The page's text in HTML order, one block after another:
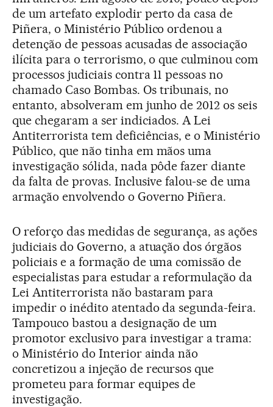
de um artefato explodir perto da casa de
Piñera, o Ministério Público ordenou a
detenção de pessoas acusadas de associação
ilícita para o terrorismo, o que culminou com
processos judiciais contra 11 pessoas no
chamado Caso Bombas. Os tribunais, no
entanto, absolveram em junho de 2012 os seis
que chegaram a ser indiciados. A Lei
Antiterrorista tem deficiências, e o Ministério
Público, que não tinha em mãos uma
investigação sólida, nada pôde fazer diante
da falta de provas. Inclusive falou-se de uma
armação envolvendo o Governo Piñera.
O reforço das medidas de segurança, as ações
judiciais do Governo, a atuação dos órgãos
policiais e a formação de uma comissão de
especialistas para estudar a reformulação da
Lei Antiterrorista não bastaram para
impedir o inédito atentado da segunda-feira.
Tampouco bastou a designação de um
promotor exclusivo para investigar a trama:
o Ministério do Interior ainda não
concretizou a injeção de recursos que
prometeu para formar equipes de
investigação.